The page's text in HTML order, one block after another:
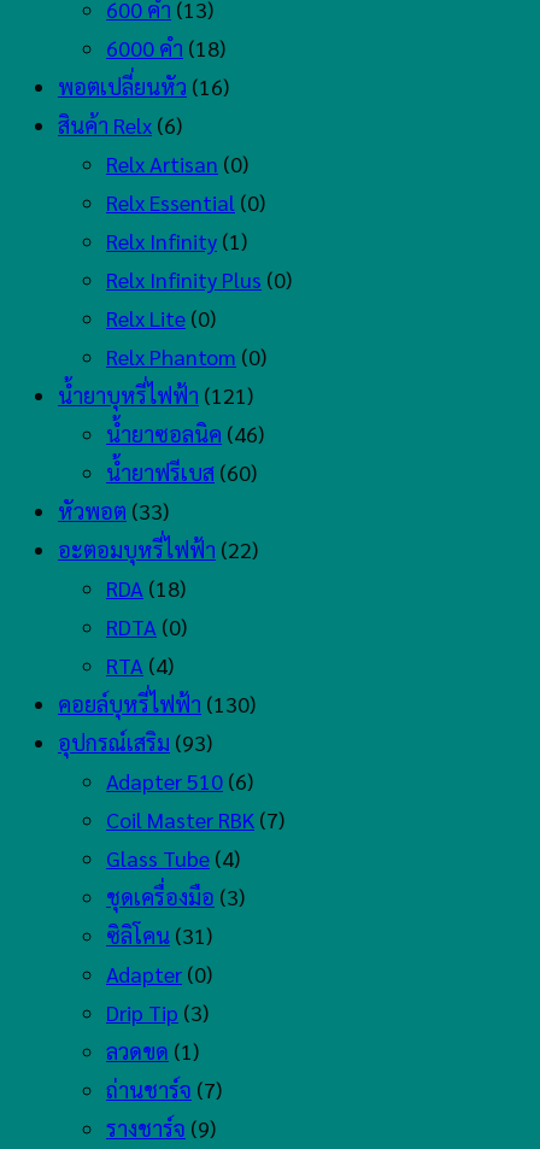
600 คำ (13)
6000 คำ (18)
พอตเปลี่ยนหัว (16)
สินค้า Relx (6)
Relx Artisan (0)
Relx Essential (0)
Relx Infinity (1)
Relx Infinity Plus (0)
Relx Lite (0)
Relx Phantom (0)
น้ำยาบุหรี่ไฟฟ้า (121)
น้ำยาซอลนิค (46)
น้ำยาฟรีเบส (60)
หัวพอต (33)
อะตอมบุหรี่ไฟฟ้า (22)
RDA (18)
RDTA (0)
RTA (4)
คอยล์บุหรี่ไฟฟ้า (130)
อุปกรณ์เสริม (93)
Adapter 510 (6)
Coil Master RBK (7)
Glass Tube (4)
ชุดเครื่องมือ (3)
ซิลิโคน (31)
Adapter (0)
Drip Tip (3)
ลวดขด (1)
ถ่านชาร์จ (7)
รางชาร์จ (9)